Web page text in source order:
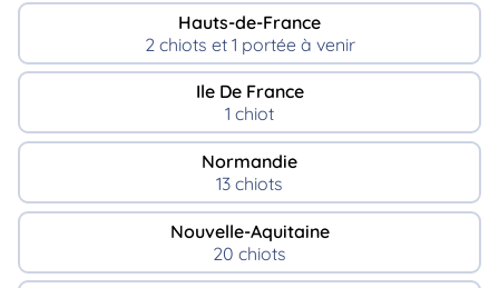
Hauts-de-France
2 chiots et 1 portée à venir
Ile De France
1 chiot
Normandie
13 chiots
Nouvelle-Aquitaine
20 chiots